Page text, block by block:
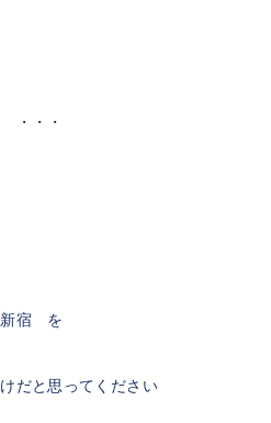
・・
宿 を
だと思ってください